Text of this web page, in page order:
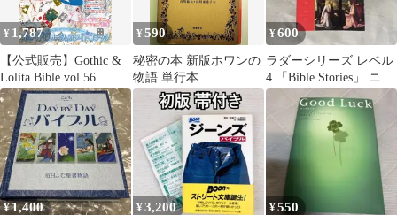
¥ 1,787
【公式販売】Gothic &
Lolita Bible vol.56
¥590
秘密の本 新版ホワンの
物語 単行本
¥600
ラダーシリーズ レベル
4 「Bible Stories」 ニー
ナウェグナー著
¥1,400 ¥3,200 ¥550